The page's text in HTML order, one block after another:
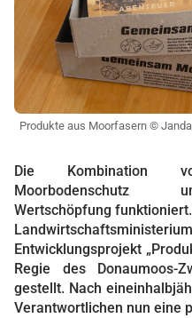
Produkte aus Moorfasern ©
Die Kombination
Moorbodenschutz
Wertschöpfung
Entwicklungsprojekt
Regie des Donaumoos-
gestellt. Nach
Verantwortlichen nun eine